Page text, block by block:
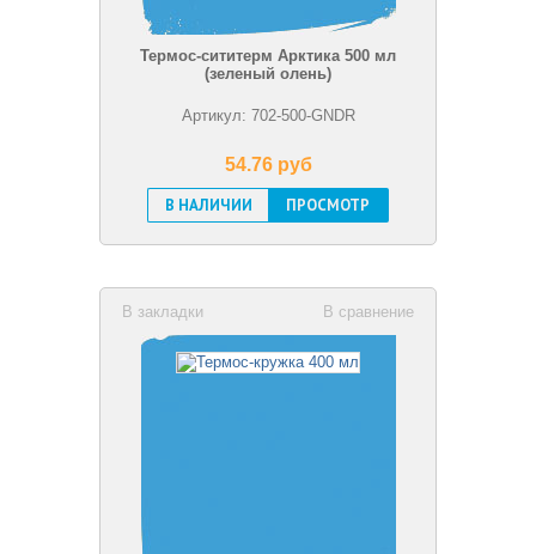
Термос-сититерм Арктика 500 мл
(зеленый олень)
Артикул: 702-500-GNDR
54.76 pуб
В НАЛИЧИИ
ПРОСМОТР
В сравнение
В закладки